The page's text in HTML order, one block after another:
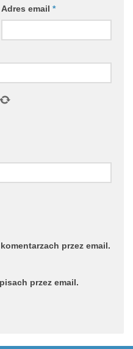
Adres email *
przez email.
przez email.